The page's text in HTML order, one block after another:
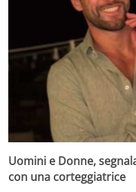
Uomini e Donne,
con una corteggiatrice